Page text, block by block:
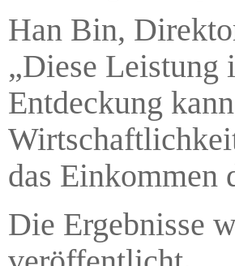
Han Bin,
„Diese Leistung
Entdeckung
das Einkommen
Die Ergebnisse